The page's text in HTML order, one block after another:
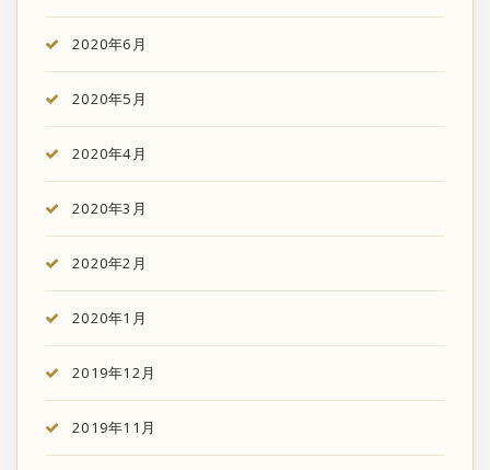
2020年6月
2020年5月
2020年4月
2020年3月
2020年2月
2020年1月
2019年12月
2019年11月